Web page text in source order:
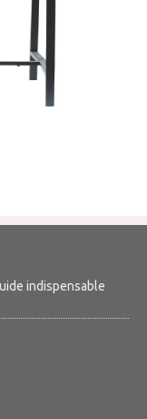
indispensable